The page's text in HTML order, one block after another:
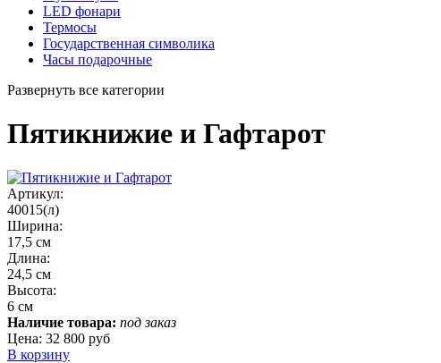
LED фонари
Термосы
Государственная символика
Часы подарочные
Развернуть все категории
Пятикнижие и Гафтарот
Артикул:
40015(л)
Ширина:
17,5 см
Длина:
24,5 см
Высота:
6 см
Наличие товара: под заказ
Цена: 32 800 руб
В корзину